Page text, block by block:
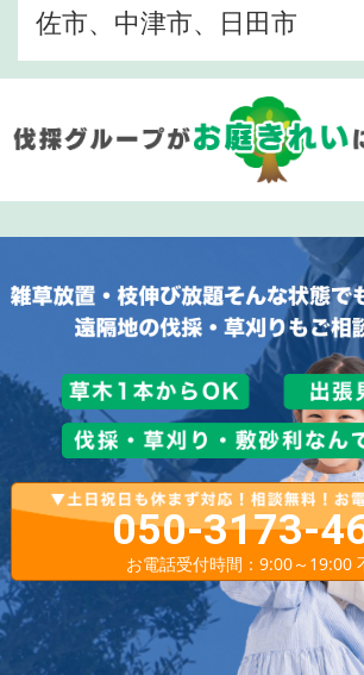
佐市、中津市、日田市
050-3173-
お電話受付時間：9:00～19:00